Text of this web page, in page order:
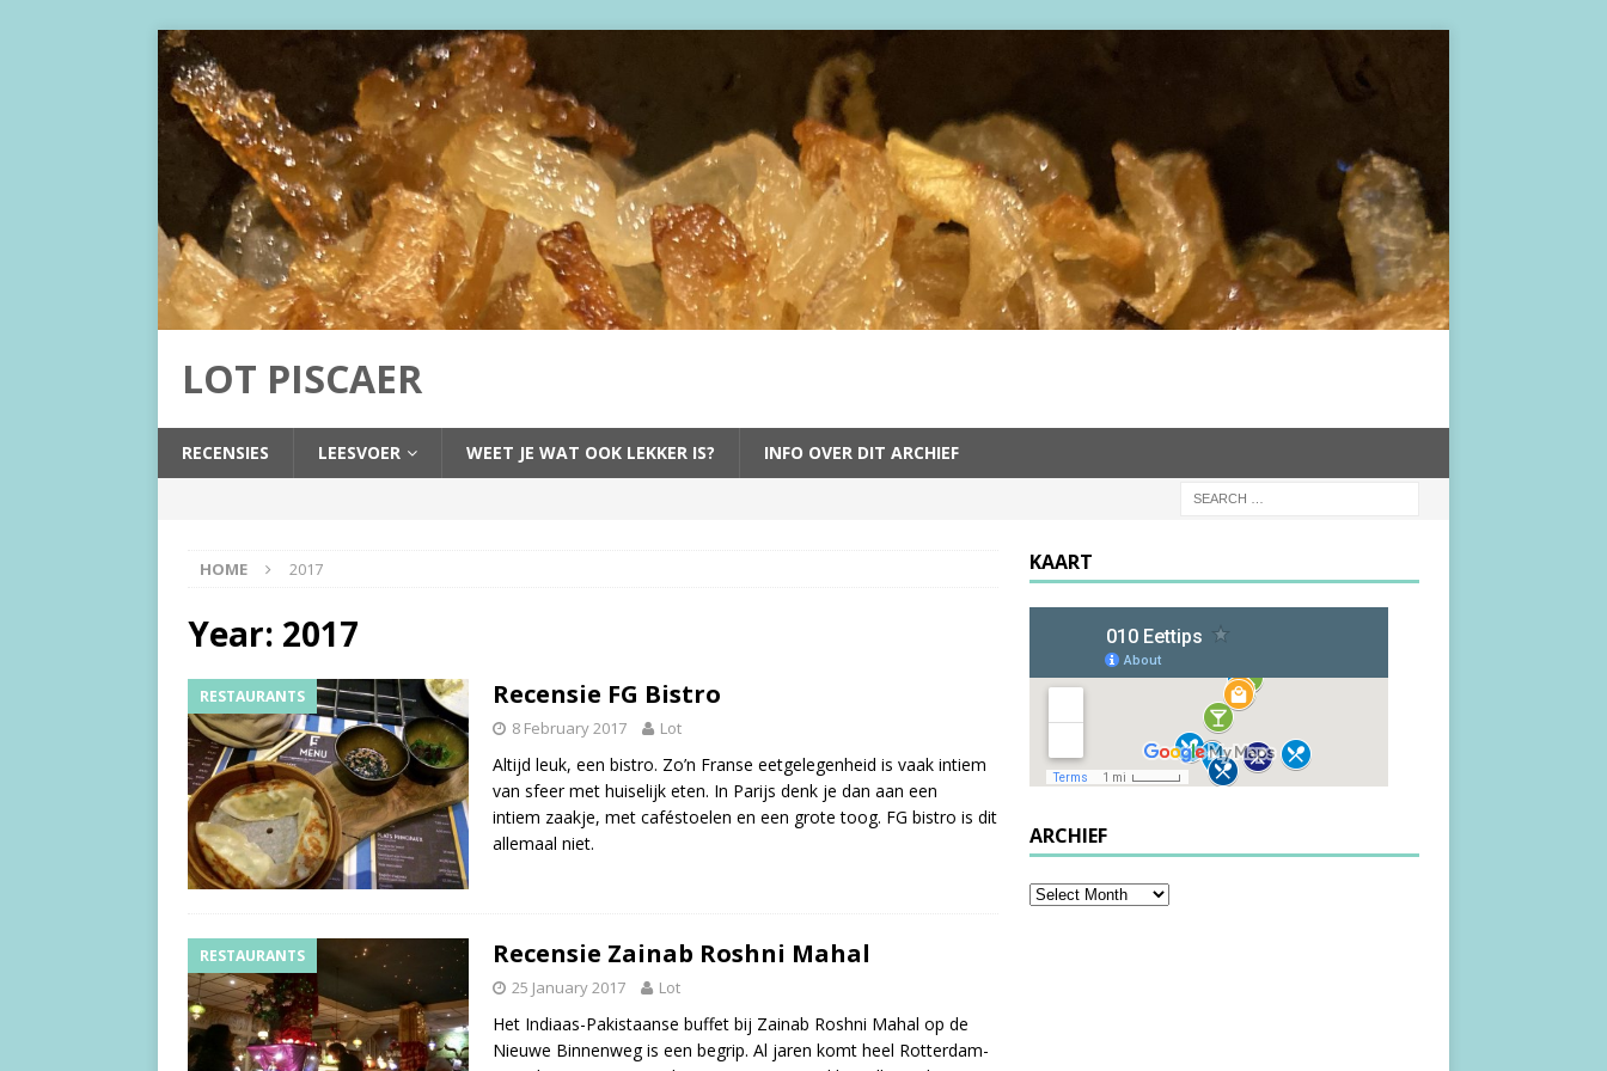
LOT PISCAER
RECENSIES LEESVOER WEET JE WAT OOK LEKKER IS? INFO OVER DIT ARCHIEF
HOME 2017
Year: 2017
RESTAURANTS Recensie FG Bistro
8 February 2017 Lot
Altijd leuk, een bistro. Zo’n Franse eetgelegenheid is vaak intiem
van sfeer met huiselijk eten. In Parijs denk je dan aan een
intiem zaakje, met caféstoelen en een grote toog. FG bistro is dit
allemaal niet.
RESTAURANTS Recensie Zainab Roshni Mahal
25 January 2017 Lot
Het Indiaas-Pakistaanse buffet bij Zainab Roshni Mahal op de
Nieuwe Binnenweg is een begrip. Al jaren komt heel Rotterdam-
KAART
ARCHIEF